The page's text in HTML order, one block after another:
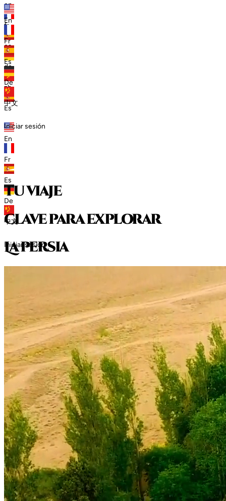
en
fr
es
de
zh
Es
En
Fr
Es
De
中文
Iniciar sesión
En
Fr
Es
De
中文
Iniciar sesión
tu viaje
clave para explorar
Lapersia